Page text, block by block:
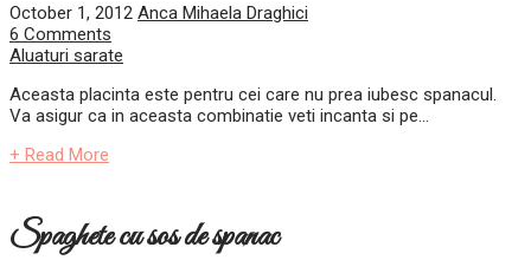
October 1, 2012 Anca Mihaela Draghici
6 Comments
Aluaturi sarate
Aceasta placinta este pentru cei care nu prea iubesc spanacul.
Va asigur ca in aceasta combinatie veti incanta si pe...
+ Read More
Spaghete cu sos de spanac